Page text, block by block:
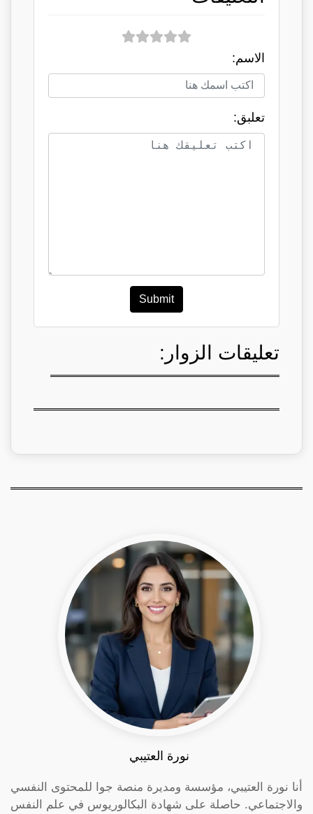
الاسم:
تعلبق:
Submit
تعليقات الزوار:
نورة العتيبي
أنا نورة العتيبي، مؤسسة ومديرة منصة جوا للمحتوى النفسي
والاجتماعي. حاصلة على شهادة البكالوريوس في علم النفس